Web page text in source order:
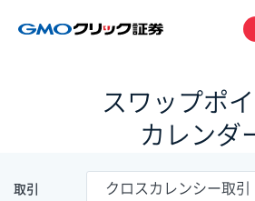
スワップポ
カレンダ
取引 クロスカレンシー取引